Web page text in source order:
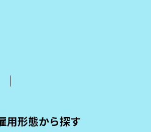
用形態から探す